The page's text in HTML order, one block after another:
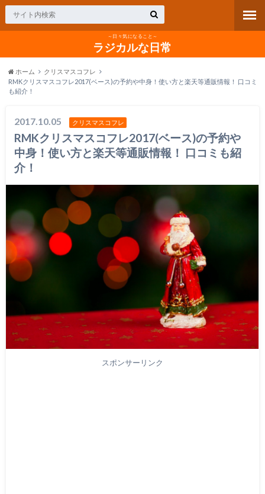
～日々気になること～
ラジカルな日常
ホーム
クリスマスコフレ
RMKクリスマスコフレ2017(ベース)の予約や中身！使い方と楽天等通販情報！ 口コミ
も紹介！
2017.10.05 クリスマスコフレ
RMKクリスマスコフレ2017(ベース)の予約や
中身！使い方と楽天等通販情報！ 口コミも紹
介！
スポンサーリンク